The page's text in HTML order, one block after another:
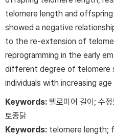
telomere length and
showed a negative
to the re-extension of
reprogramming in the early
different degree of telomere
individuals with increasing
Keywords: 텔로미어 길이; 수
토종닭
Keywords: telomere length;